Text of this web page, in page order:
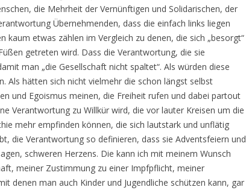
die Mehrheit der Vernünftigen und Solidarischen, der
Übernehmenden, dass die einfach links liegen
kaum etwas zählen im Vergleich zu denen, die sich „besorgt“
getreten wird. Dass die Verantwortung, die sie
man „die Gesellschaft nicht spaltet“. Als würden diese
Als hätten sich nicht vielmehr die schon längst selbst
und Egoismus meinen, die Freiheit rufen und dabei partout
Verantwortung zu Willkür wird, die vor lauter Kreisen um die
mehr empfinden können, die sich lautstark und unflätig
die Verantwortung so definieren, dass sie Adventsfeiern und
schweren Herzens. Die kann ich mit meinem Wunsch
meiner Zustimmung zu einer Impfpflicht, meiner
denen man auch Kinder und Jugendliche schützen kann, gar